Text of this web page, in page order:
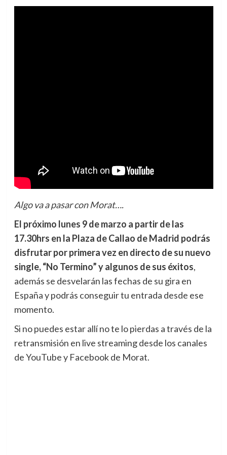
Algo va a pasar con Morat….
El próximo lunes 9 de marzo a partir de las
17.30hrs en la Plaza de Callao de Madrid podrás
disfrutar por primera vez en directo de su nuevo
single, “No Termino” y algunos de sus éxitos,
además se desvelarán las fechas de su gira en
España y podrás conseguir tu entrada desde ese
momento.
Si no puedes estar allí no te lo pierdas a través de la
retransmisión en live streaming desde los canales
de YouTube y Facebook de Morat.